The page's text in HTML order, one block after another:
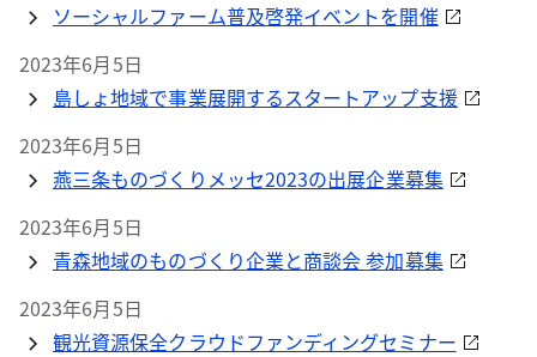
ソーシャルファーム普及啓発イベントを開催
2023年6月5日
島しょ地域で事業展開するスタートアップ支援
2023年6月5日
燕三条ものづくりメッセ2023の出展企業募集
2023年6月5日
青森地域のものづくり企業と商談会 参加募集
2023年6月5日
観光資源保全クラウドファンディングセミナー